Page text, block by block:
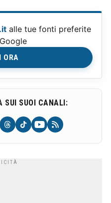
alle tue fonti preferite
ORA
SUI SUOI CANALI: